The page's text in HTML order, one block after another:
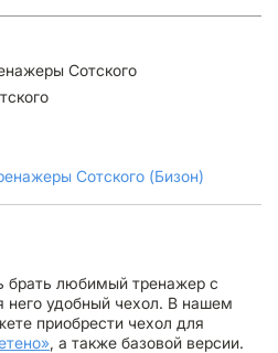
брать любимый тренажер с
него удобный чехол. В нашем
приобрести чехол для
, а также базовой версии.
Сотского
Сотского (Бизон)